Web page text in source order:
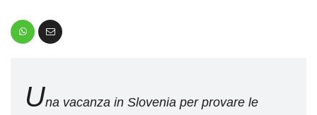
Una vacanza in Slovenia per provare le